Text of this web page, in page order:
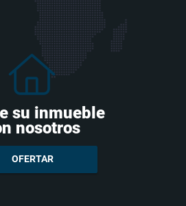
su inmueble
nosotros
OFERTAR